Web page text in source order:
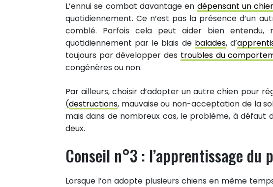
L’ennui se combat davantage en dépensant un
quotidiennement. Ce n’est pas la présence d’un
comblé. Parfois cela peut aider bien entendu,
quotidiennement par le biais de balades, d’
toujours par développer des troubles du
congénères ou non.
Par ailleurs, choisir d’adopter un autre chien pour
(destructions, mauvaise ou non-acceptation de la
mais dans de nombreux cas, le problème, à
deux.
Conseil n°3 : l’apprentissage du
Lorsque l’on adopte plusieurs chiens en même